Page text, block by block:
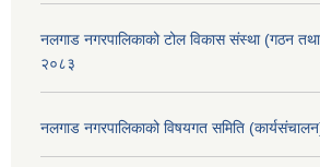
नलगाड नगरपालिकाको टोल विकास संस्था (गठन तथा
२०८३
नलगाड नगरपालिकाको विषयगत समिति